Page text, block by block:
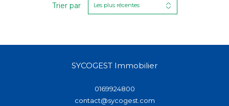
Trier par Les plus récentes
SYCOGEST Immobilier
0169924800
contact@sycogest.com